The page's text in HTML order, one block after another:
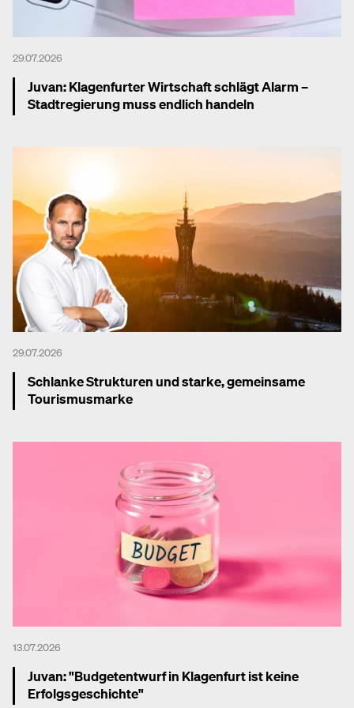
29.07.2026
Juvan: Klagenfurter Wirtschaft schlägt Alarm –
Stadtregierung muss endlich handeln
29.07.2026
Schlanke Strukturen und starke, gemeinsame
Tourismusmarke
13.07.2026
Juvan: "Budgetentwurf in Klagenfurt ist keine
Erfolgsgeschichte"